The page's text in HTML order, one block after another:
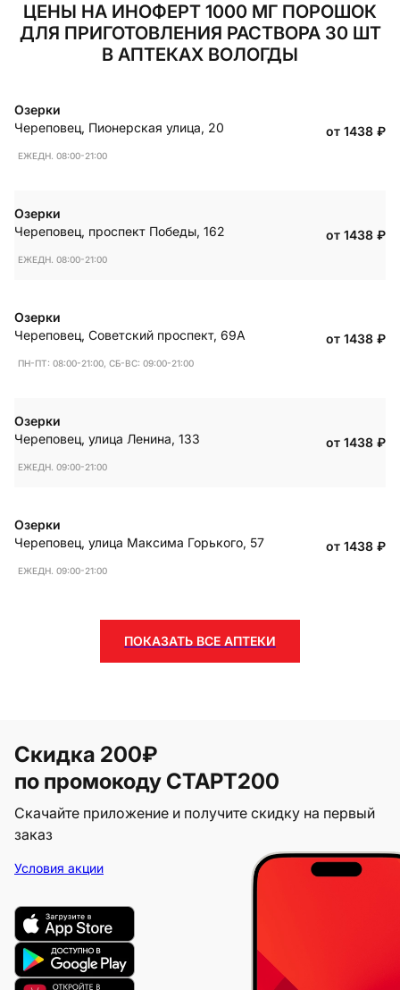
ЦЕНЫ НА ИНОФЕРТ 1000 МГ ПОРОШОК
ДЛЯ ПРИГОТОВЛЕНИЯ РАСТВОРА 30 ШТ
В АПТЕКАХ ВОЛОГДЫ
Озерки
Череповец, Пионерская улица, 20
ЕЖЕДН. 08:00-21:00
от 1438₽
Озерки
Череповец, проспект Победы, 162
ЕЖЕДН. 08:00-21:00
от 1438₽
Озерки
Череповец, Советский проспект, 69А
ПН-ПТ: 08:00-21:00, СБ-ВС: 09:00-21:00
от 1438₽
Озерки
Череповец, улица Ленина, 133
ЕЖЕДН. 09:00-21:00
от 1438₽
Озерки
Череповец, улица Максима Горького, 57
ЕЖЕДН. 09:00-21:00
от 1438₽
ПОКАЗАТЬ ВСЕ АПТЕКИ
Скидка 200₽
по промокоду СТАРТ200
Скачайте приложение и получите скидку на первый
заказ
Условия акции